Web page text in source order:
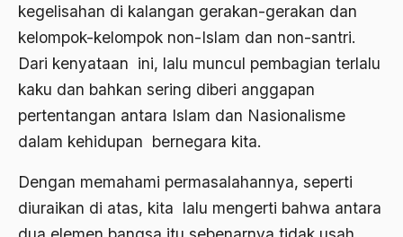
kegelisahan di kalangan gerakan-gerakan dan
kelompok-kelompok non-Islam dan non-santri.
Dari kenyataan ini, lalu muncul pembagian terlalu
kaku dan bahkan sering diberi anggapan
pertentangan antara Islam dan Nasionalisme
dalam kehidupan bernegara kita.
Dengan memahami permasalahannya, seperti
diuraikan di atas, kita lalu mengerti bahwa antara
Allah
ALmanak
Alternatif Moral
Alternatif Nilai
Alumni Sayid Al-Maliki
Alvin W. Gouldner